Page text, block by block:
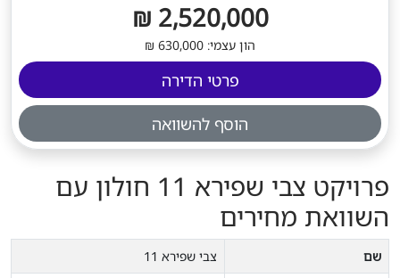
2,520,000 ₪
הון עצמי: 630,000 ₪
פרטי הדירה
הוסף להשוואה
פרויקט צבי שפירא 11 חולון עם
השוואת מחירים
שם
צבי שפירא 11